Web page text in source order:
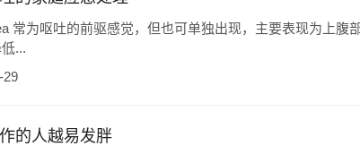
常为呕吐的前驱感觉，但也可单独出现，主要表现为上腹
...
29
的人越易发胖